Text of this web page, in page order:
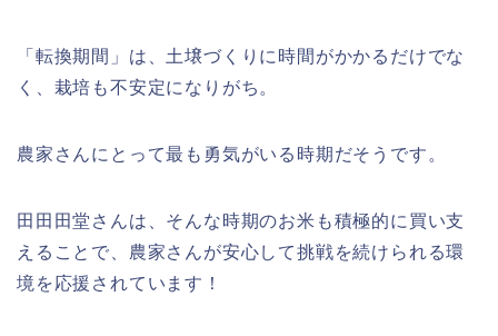
「転換期間」は、土壌づくりに時間がかかるだけでな
く、栽培も不安定になりがち。
農家さんにとって最も勇気がいる時期だそうです。
田田田堂さんは、そんな時期のお米も積極的に買い支
えることで、農家さんが安心して挑戦を続けられる環
境を応援されています！